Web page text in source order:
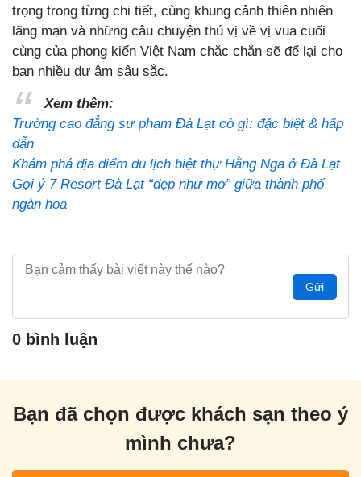
trọng trong từng chi tiết, cùng khung cảnh thiên nhiên
lãng mạn và những câu chuyện thú vị về vị vua cuối
cùng của phong kiến Việt Nam chắc chắn sẽ để lại cho
bạn nhiều dư âm sâu sắc.
Xem thêm:
Trường cao đẳng sư phạm Đà Lạt có gì: đặc biệt & hấp
dẫn
Khám phá địa điểm du lịch biệt thự Hằng Nga ở Đà Lạt
Gợi ý 7 Resort Đà Lạt “đẹp như mơ” giữa thành phố
ngàn hoa
Gửi
0 bình luận
Bạn đã chọn được khách sạn theo ý
mình chưa?